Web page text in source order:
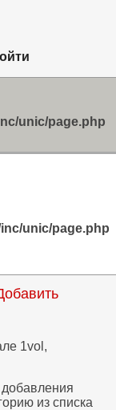
unic/page.php
unic/page.php
1vol,
из списка